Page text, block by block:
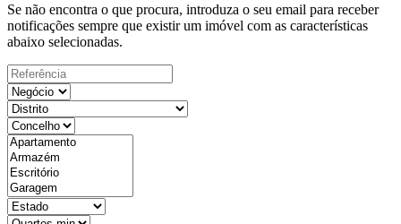
Se não encontra o que procura, introduza o seu email para receber
notificações sempre que existir um imóvel com as características
abaixo selecionadas.